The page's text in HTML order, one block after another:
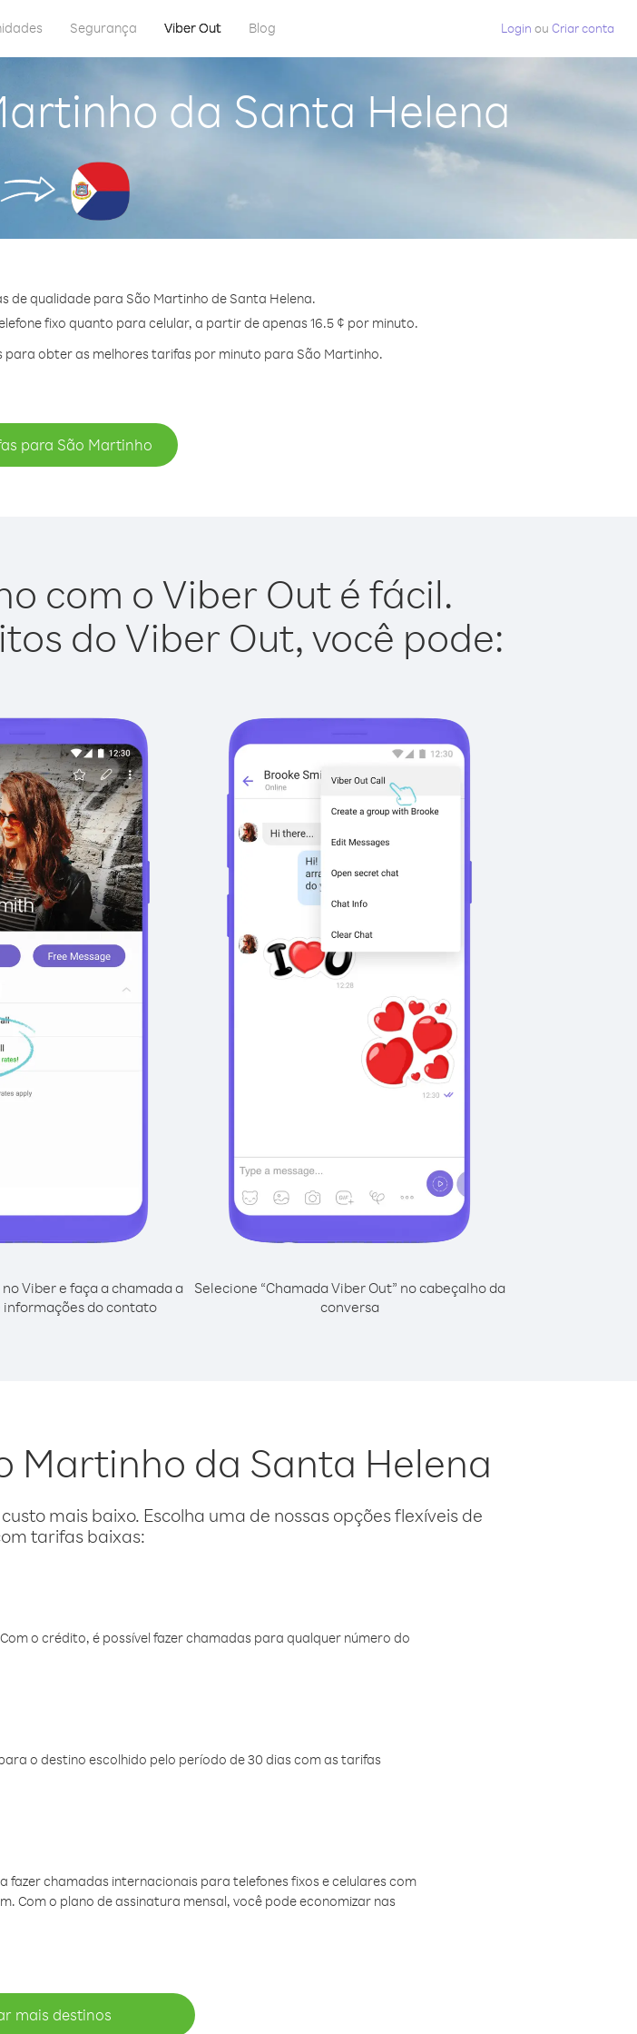
Segurança Viber Out Blog Login ou Criar conta
da Santa Helena
de qualidade para São Martinho de Santa Helena.
fixo quanto para celular, a partir de apenas 16.5 ¢ por minuto.
obter as melhores tarifas por minuto para São Martinho.
para São Martinho
com o Viber Out é fácil.
do Viber Out, você pode:
Viber e faça a chamada a
do contato
Selecione “Chamada Viber Out” no cabeçalho da
conversa
Martinho da Santa Helena
mais baixo. Escolha uma de nossas opções flexíveis de
tarifas baixas:
o crédito, é possível fazer chamadas para qualquer número do
o destino escolhido pelo período de 30 dias com as tarifas
chamadas internacionais para telefones fixos e celulares com
Com o plano de assinatura mensal, você pode economizar nas
mais destinos